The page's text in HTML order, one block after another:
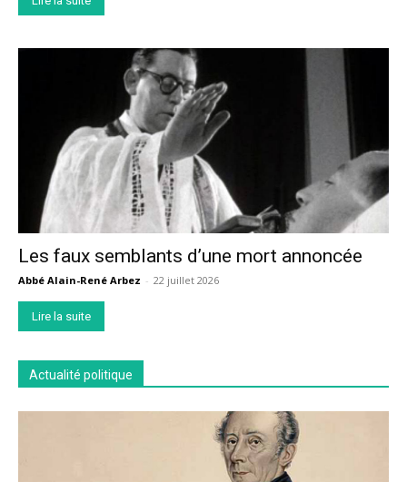
Les faux semblants d’une mort annoncée
Abbé Alain-René Arbez - 22 juillet 2026
Lire la suite
Actualité politique